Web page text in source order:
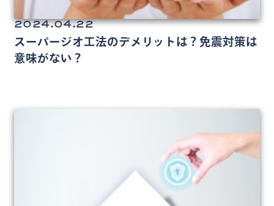
2024.04.22
スーパージオ工法のデメリットは？免震対策は
意味がない？